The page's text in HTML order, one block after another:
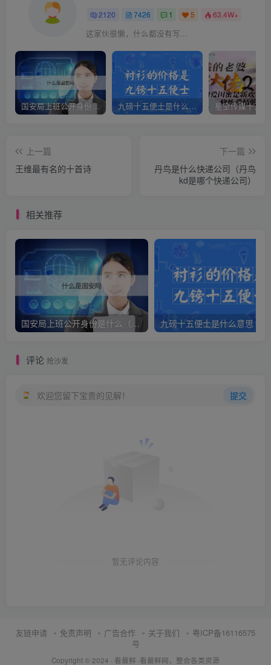
2120 7426 1 5 63.4W+
这家伙很懒，什么都没有写...
国安局上班公开身份是什么（国安身份对家人保密吗） 九磅十五便士是什么意思（九磅十五便士是什么梗）
上一篇
王维最有名的十首诗
下一篇
丹鸟是什么快递公司（丹鸟
kd是哪个快递公司）
相关推荐
国安局上班公开身份是什么（国安身份对家人保密吗）
评论 抢沙发
欢迎您留下宝贵的见解！ 提交
暂无评论内容
友链申请 免责声明 广告合作 关于我们
粤ICP备16116575
号
Copyright © 2024 · 看最鲜 ·看最鲜网，整合各类资源